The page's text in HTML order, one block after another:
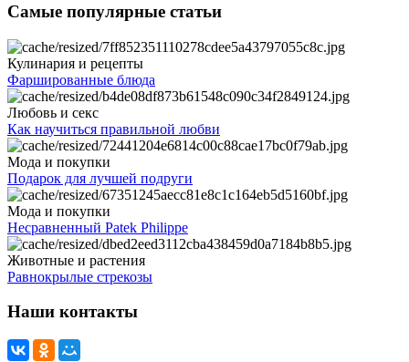
Самые популярные статьи
Кулинария и рецепты
Фаршированные блюда
Любовь и секс
Как научиться правильной любви
Мода и покупки
Подарок для лучшей подруги
Мода и покупки
Несравненный Patek Philippe
Животные и растения
Равнокрылые стрекозы
Наши контакты